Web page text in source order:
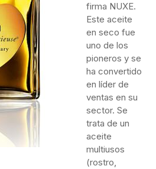
firma NUXE.
Este aceite
en seco fue
uno de los
pioneros y se
ha convertido
en líder de
ventas en su
sector. Se
trata de un
aceite
multiusos
(rostro,